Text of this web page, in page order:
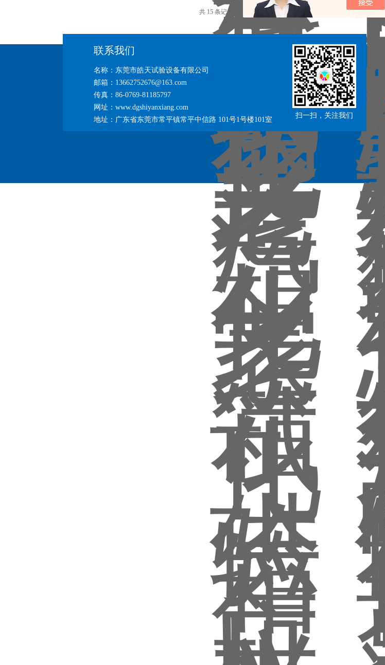
共 15 条记录，当前 1 / 1 页 首页 上一页 下一页 末页 跳转到第
联系我们
名称：东莞市皓天试验设备有限公司
邮箱：13662752676@163.com
传真：86-0769-81185797
网址：www.dgshiyanxiang.com
地址：广东省东莞市常平镇常平中信路 101号1号楼101室
扫一扫，关注我们